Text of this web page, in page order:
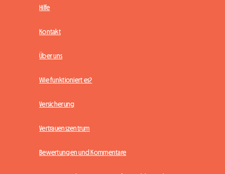
Hilfe
Kontakt
Über uns
Wie funktioniert es?
Versicherung
Vertrauenszentrum
Bewertungen und Kommentare